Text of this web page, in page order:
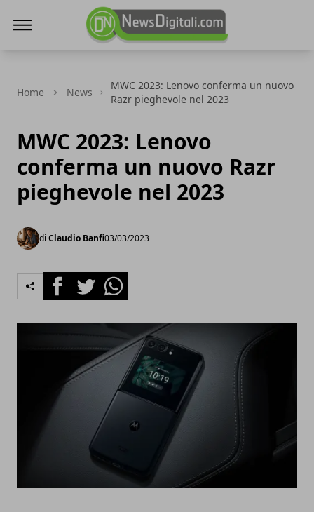
Home News
MWC 2023: Lenovo conferma un nuovo
Razr pieghevole nel 2023
MWC 2023: Lenovo
conferma un nuovo Razr
pieghevole nel 2023
di Claudio Banfi03/03/2023
FacebookTwitterWhatsapp